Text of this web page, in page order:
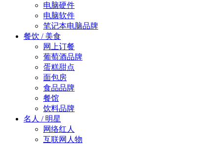
电脑硬件
电脑软件
笔记本电脑品牌
餐饮 / 美食
网上订餐
葡萄酒品牌
蛋糕甜点
面包房
食品品牌
餐馆
饮料品牌
名人 / 明星
网络红人
互联网人物